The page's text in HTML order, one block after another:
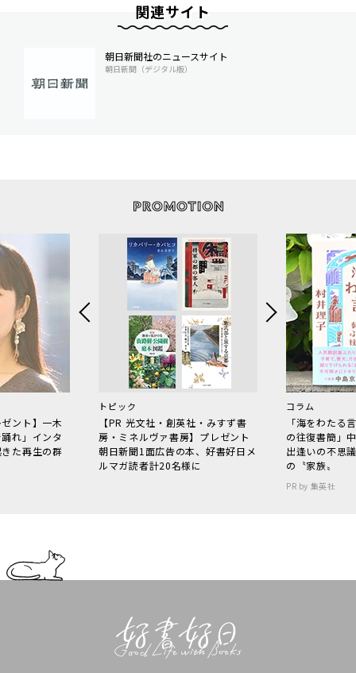
関連サイト
朝日新聞社のニュースサイト
朝日新聞（デジタル版）
ント】一木
れ」インタ
た再生の群
トピック
【PR 光文社・創英社・みすず書
房・ミネルヴァ書房】プレゼント
朝日新聞1面広告の本、好書好日メ
ルマガ読者計20名様に
コラム
「海をわた
の往復書簡」
出逢いの不思
の〝家族〟
PR by 集英社